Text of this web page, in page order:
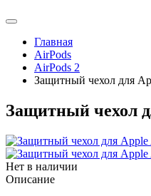
Главная
AirPods
AirPods 2
Защитный чехол для
Защитный чехол
Нет в наличии
Описание